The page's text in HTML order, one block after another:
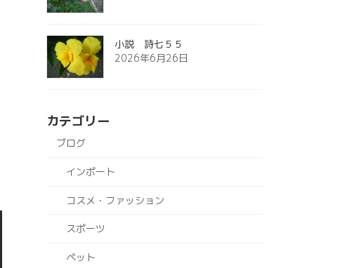
小説 詩七５５
2026年6月26日
カテゴリー
ブログ
インポート
コスメ・ファッション
スポーツ
ペット